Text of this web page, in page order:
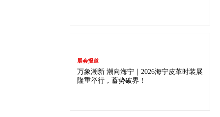
展会报道
万象潮新 潮向海宁｜2026海宁皮革时装展
隆重举行，蓄势破界！